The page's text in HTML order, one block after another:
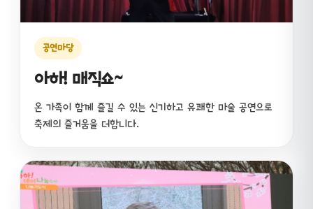
공연마당
아하! 매직쇼~
온 가족이 함께 즐길 수 있는 신기하고 유쾌한 마술 공연으로
축제의 즐거움을 더합니다.